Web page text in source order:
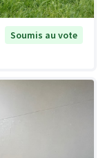
Soumis au vote